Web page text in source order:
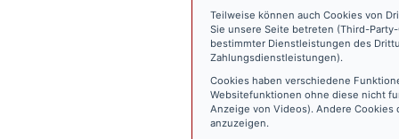
Teilweise können auch Cookies von
Sie unsere Seite betreten (Third-
bestimmter Dienstleistungen des
Zahlungsdienstleistungen).
Cookies haben verschiedene
Websitefunktionen ohne diese nicht
Anzeige von Videos). Andere
anzuzeigen.